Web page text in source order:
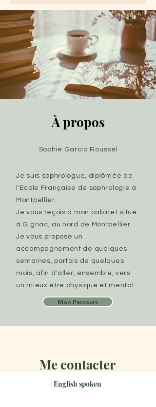
À propos
Sophie Garcia Roussel
Je suis sophrologue, diplômée de
l'Ecole Française de sophrologie à
Montpellier.
Je vous reçois à mon cabinet situé
à Gignac, au nord de Montpellier.
Je vous propose un
accompagnement de quelques
semaines, parfois de quelques
mois, afin d'aller, ensemble, vers
un mieux être physique et mental.
Mon Parcours
Me contacter
English spoken